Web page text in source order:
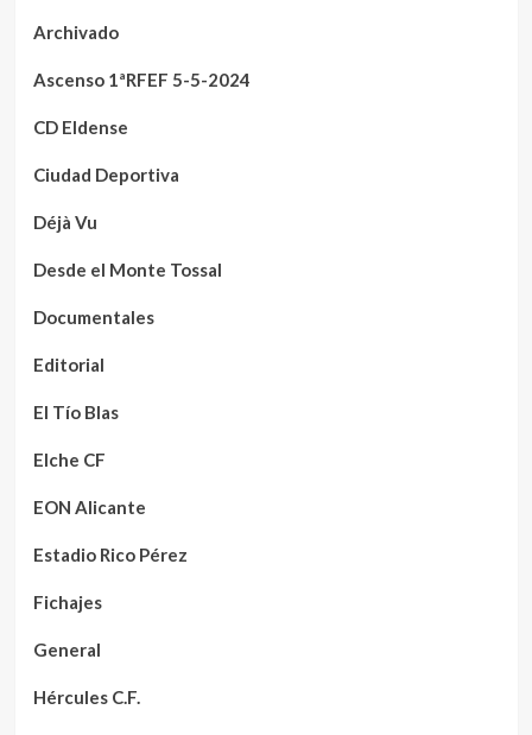
Archivado
Ascenso 1ªRFEF 5-5-2024
CD Eldense
Ciudad Deportiva
Déjà Vu
Desde el Monte Tossal
Documentales
Editorial
El Tío Blas
Elche CF
EON Alicante
Estadio Rico Pérez
Fichajes
General
Hércules C.F.